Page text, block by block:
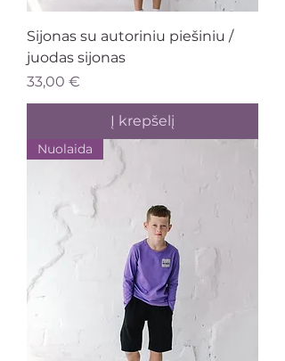
Sijonas su autoriniu piešiniu /
juodas sijonas
Kaina
33,00 €
Į krepšelį
Nuolaida